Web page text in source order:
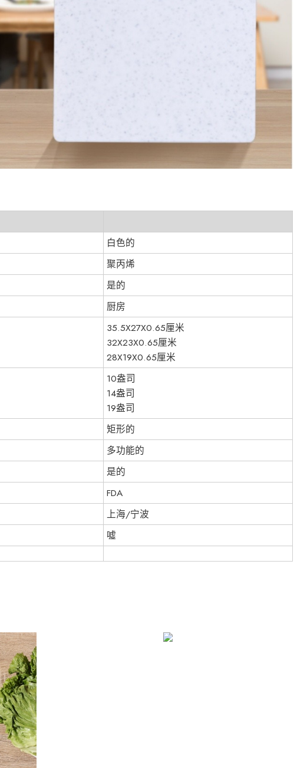
白色的
聚丙烯
是的
厨房
35.5X27X0.65厘米
32X23X0.65厘米
28X19X0.65厘米
10盎司
14盎司
19盎司
矩形的
多功能的
是的
FDA
上海/宁波
噓